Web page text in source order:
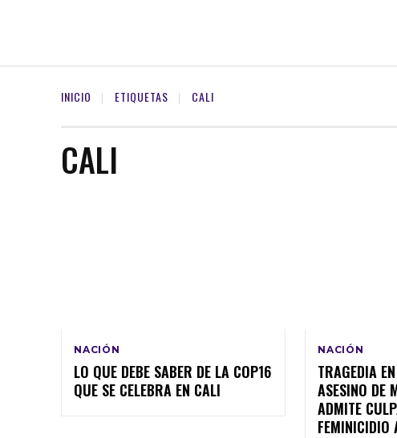
INICIO ETIQUETAS CALI
CALI
NACIÓN
LO QUE DEBE SABER DE LA COP16
QUE SE CELEBRA EN CALI
NACIÓN
TRAGEDIA
ASESINO DE
ADMITE
FEMINICIDIO